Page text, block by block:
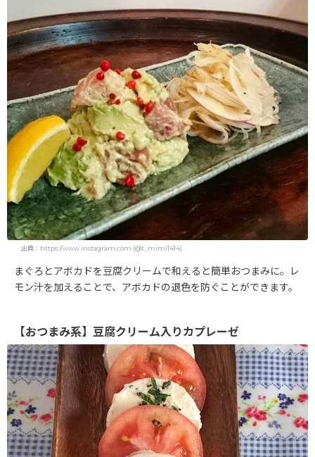
出典：https://www.instagram.com (@t_mimi1414)
まぐろとアボカドを豆腐クリームで和えると簡単おつまみに。レ
モン汁を加えることで、アボカドの退色を防ぐことができます。
【おつまみ系】豆腐クリーム入りカプレーゼ